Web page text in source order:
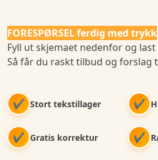
FORESPØRSEL ferdig med trykk
Fyll ut skjemaet nedenfor og
Så får du raskt tilbud og forslag
✔ Stort tekstillager ✔
✔ Gratis korrektur ✔